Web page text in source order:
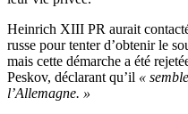
Heinrich XIII PR aurait
russe pour tenter d’obtenir le
mais cette démarche a été
Peskov, déclarant qu’il «
l’Allemagne. »